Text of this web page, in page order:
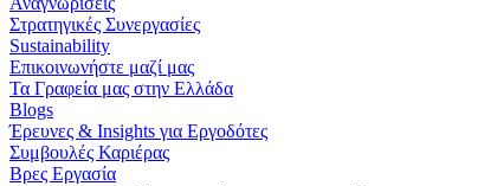
Στρατηγικές Συνεργασίες
Sustainability
Επικοινωνήστε μαζί μας
Τα Γραφεία μας στην Ελλάδα
Blogs
Έρευνες & Insights για Εργοδότες
Συμβουλές Καριέρας
Βρες Εργασία